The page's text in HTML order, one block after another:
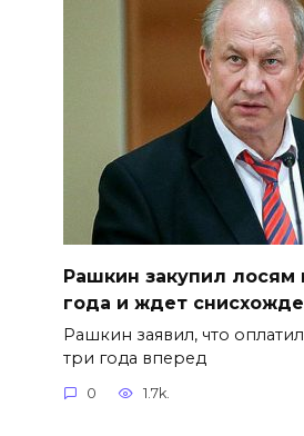
Рашкин закупил лосям
года и ждет
Рашкин заявил, что
три года вперед
0 1.7k.